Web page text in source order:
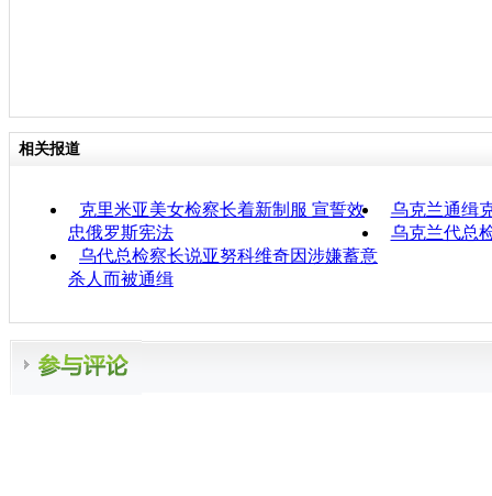
相关报道
克里米亚美女检察长着新制服 宣誓效
忠俄罗斯宪法
乌克兰通缉
乌克兰代总
乌代总检察长说亚努科维奇因涉嫌蓄意
杀人而被通缉